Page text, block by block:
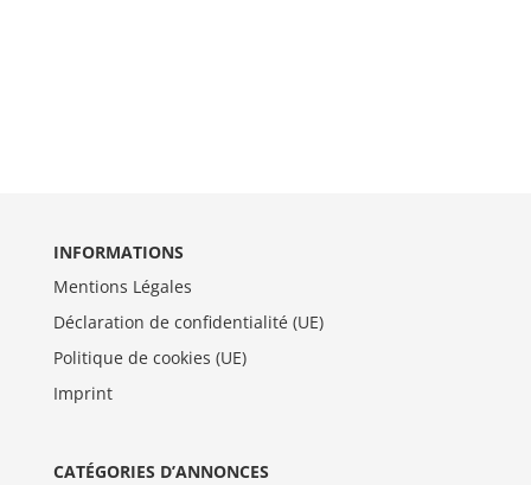
INFORMATIONS
Mentions Légales
Déclaration de confidentialité (UE)
Politique de cookies (UE)
Imprint
CATÉGORIES D’ANNONCES